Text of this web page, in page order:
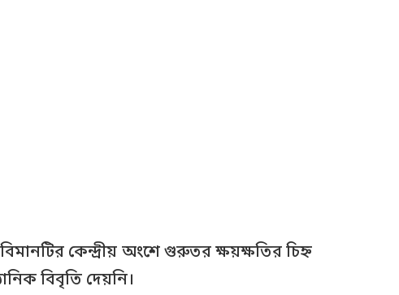
কেন্দ্রীয় অংশে গুরুতর ক্ষয়ক্ষতির চিহ্ন
বিবৃতি দেয়নি।